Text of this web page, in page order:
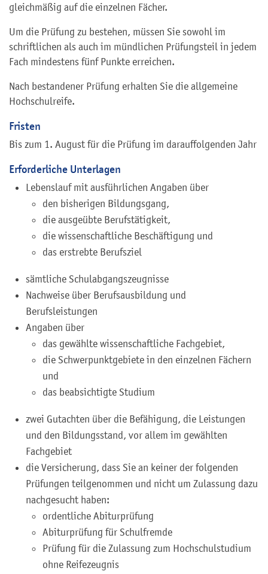
gleichmäßig auf die einzelnen Fächer.
Um die Prüfung zu bestehen, müssen Sie sowohl im
schriftlichen als auch im mündlichen Prüfungsteil in jedem
Fach mindestens fünf Punkte erreichen.
Nach bestandener Prüfung erhalten Sie die allgemeine
Hochschulreife.
Fristen
Bis zum 1. August für die Prüfung im darauffolgenden Jahr
Erforderliche Unterlagen
Lebenslauf mit ausführlichen Angaben über
den bisherigen Bildungsgang,
die ausgeübte Berufstätigkeit,
die wissenschaftliche Beschäftigung und
das erstrebte Berufsziel
sämtliche Schulabgangszeugnisse
Nachweise über Berufsausbildung und
Berufsleistungen
Angaben über
das gewählte wissenschaftliche Fachgebiet,
die Schwerpunktgebiete in den einzelnen Fächern
und
das beabsichtigte Studium
zwei Gutachten über die Befähigung, die Leistungen
und den Bildungsstand, vor allem im gewählten
Fachgebiet
die Versicherung, dass Sie an keiner der folgenden
Prüfungen teilgenommen und nicht um Zulassung dazu
nachgesucht haben:
ordentliche Abiturprüfung
Abiturprüfung für Schulfremde
Prüfung für die Zulassung zum Hochschulstudium
ohne Reifezeugnis